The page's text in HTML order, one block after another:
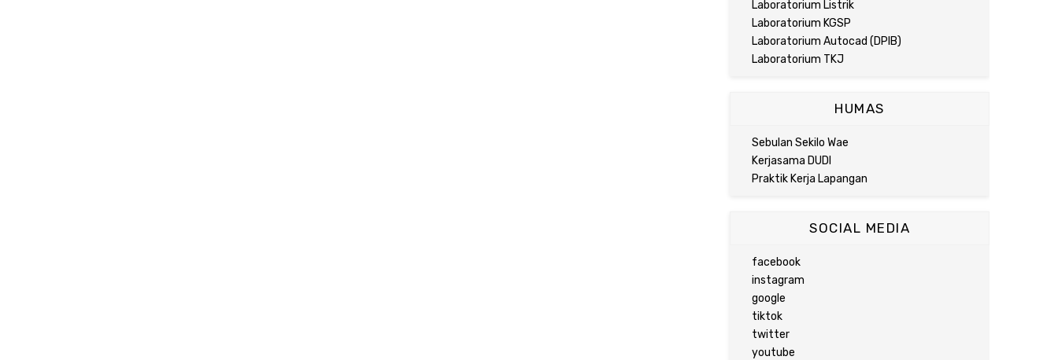
Laboratorium Listrik
Laboratorium KGSP
Laboratorium Autocad (DPIB)
Laboratorium TKJ
HUMAS
Sebulan Sekilo Wae
Kerjasama DUDI
Praktik Kerja Lapangan
SOCIAL MEDIA
facebook
instagram
google
tiktok
twitter
youtube